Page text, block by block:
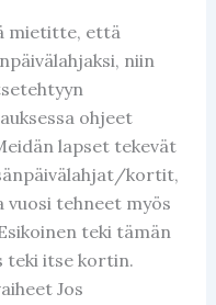
mietitte, että
niin
ohjeet
lapset tekevät
kortit,
tehneet myös
teki tämän
teki itse kortin.
Jos